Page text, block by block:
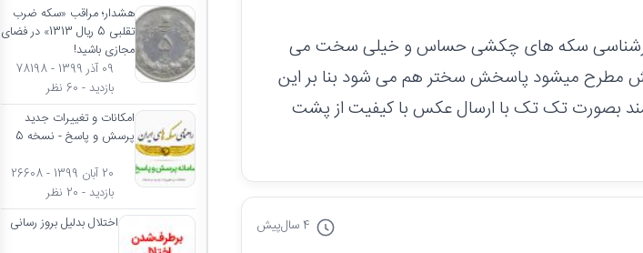
کارشناسی سکه های چکشی حساس و خیلی سخت می
مطرح میشود پاسخش سختر هم می شود بنا بر این
بصورت تک تک با ارسال عکس با کیفیت از پشت
4 سال پیش
هشدار؛ مراقب «سکه ضرب
تقلبی 5 ریال 1313» در فضای
مجازی باشید!
09 آذر 1399 - 78198
بازدید - 60 نظر
امکانات و تغییرات جدید
پرسش و پاسخ - نسخه 5
20 آبان 1399 - 26608
بازدید - 20 نظر
اختلال بدلیل بروز رسانی